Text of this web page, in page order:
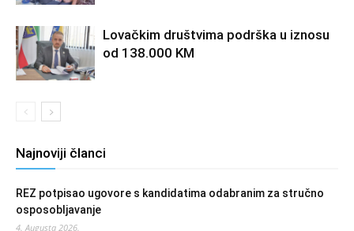
Lovačkim društvima podrška u iznosu
od 138.000 KM
Najnoviji članci
REZ potpisao ugovore s kandidatima odabranim za stručno
osposobljavanje
4. Augusta 2026.